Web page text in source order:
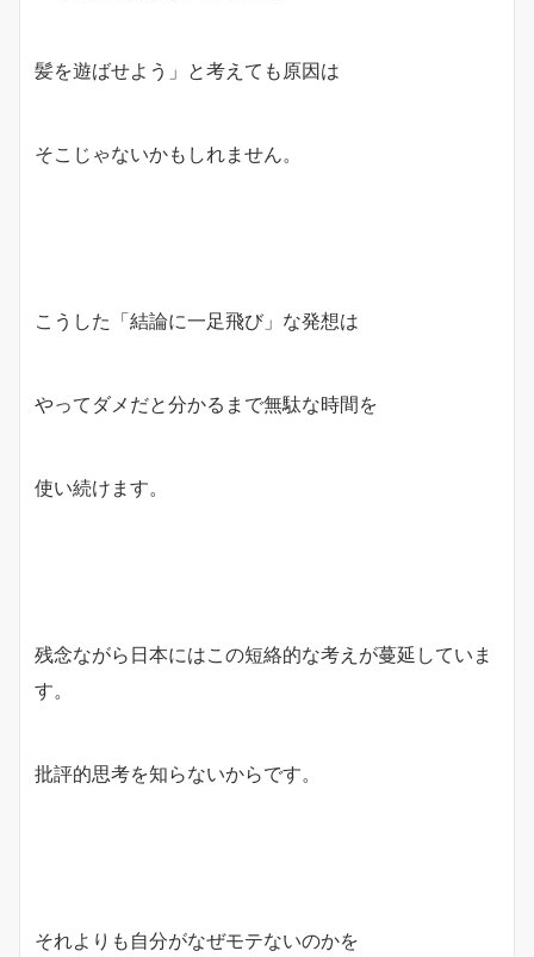
髪を遊ばせよう」と考えても原因は
そこじゃないかもしれません。
こうした「結論に一足飛び」な発想は
やってダメだと分かるまで無駄な時間を
使い続けます。
残念ながら日本にはこの短絡的な考えが蔓延していま
す。
批評的思考を知らないからです。
それよりも自分がなぜモテないのかを